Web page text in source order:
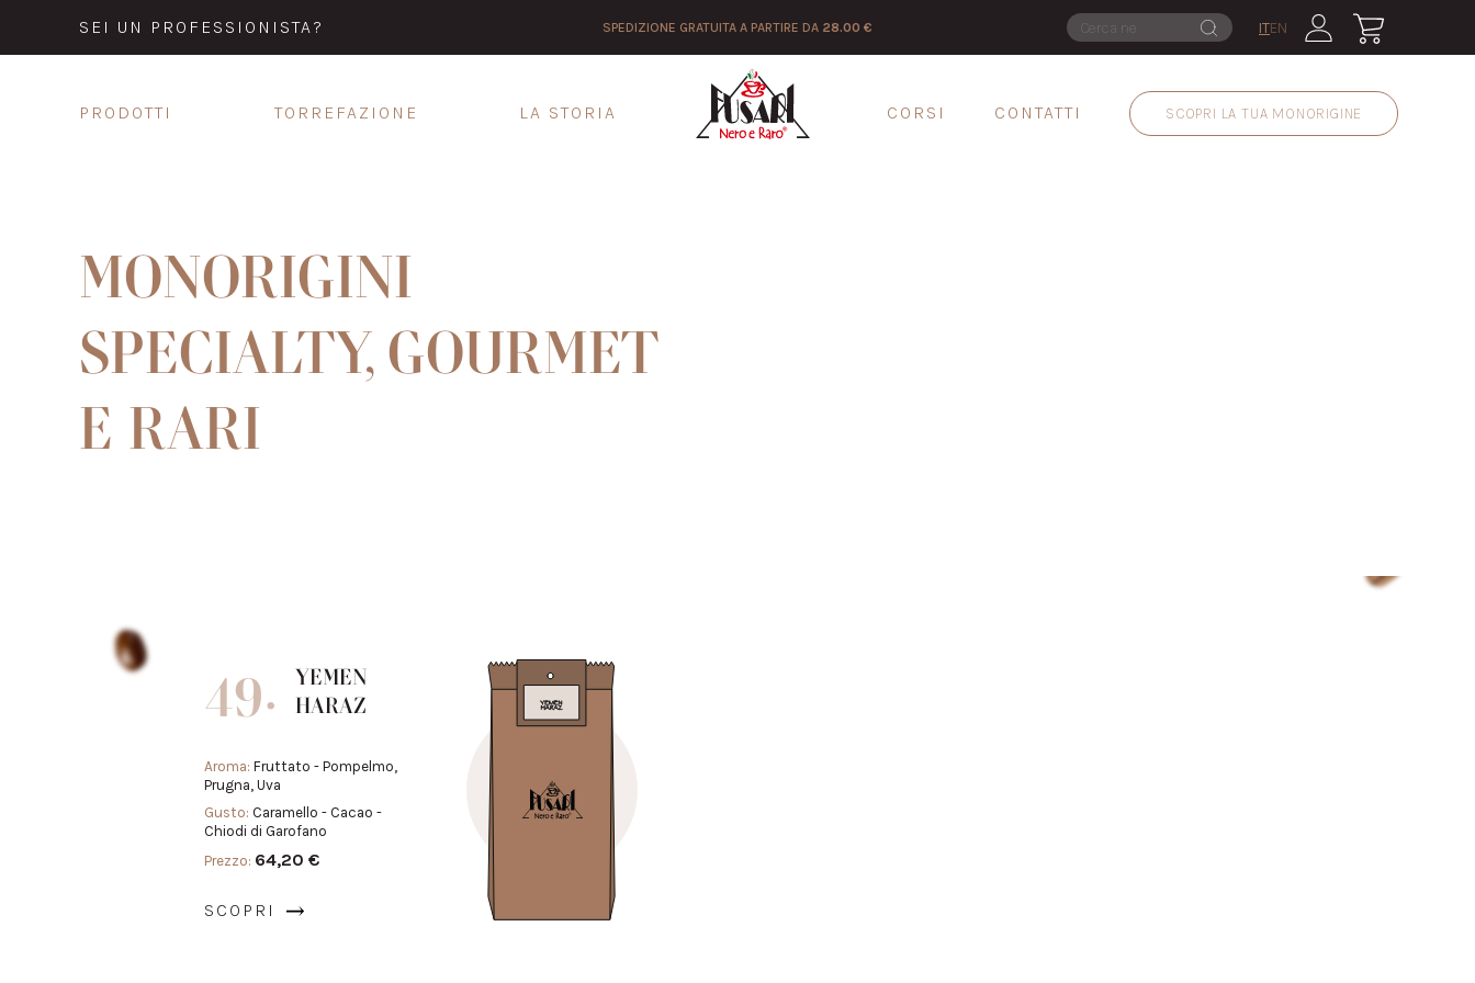
SEI UN PROFESSIONISTA? SPEDIZIONE GRATUITA A PARTIRE DA 28.00 € ITEN
PRODOTTI TORREFAZIONE LA STORIA CORSI CONTATTI SCOPRI LA TUA MONORIGINE
MONORIGINI
SPECIALTY, GOURMET
E RARI
49.
YEMEN
HARAZ
Aroma: Fruttato - Pompelmo,
Prugna, Uva
Gusto: Caramello - Cacao -
Chiodi di Garofano
Prezzo: 64,20 €
SCOPRI